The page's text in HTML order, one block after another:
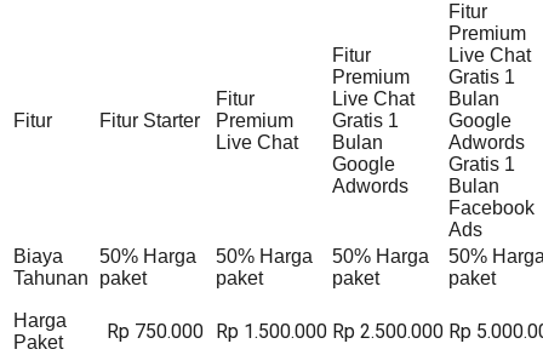
Fitur Fitur Starter
Fitur
Premium
Live Chat
Fitur
Premium
Live Chat
Gratis 1
Bulan
Google
Adwords
Fitur
Premium
Live Chat
Gratis 1
Bulan
Google
Adwords
Gratis 1
Bulan
Facebook
Ads
Biaya
Tahunan
50% Harga
paket
50% Harga
paket
50% Harga
paket
50%
paket
Harga
Paket
Rp 750.000 Rp 1.500.000 Rp 2.500.000 Rp